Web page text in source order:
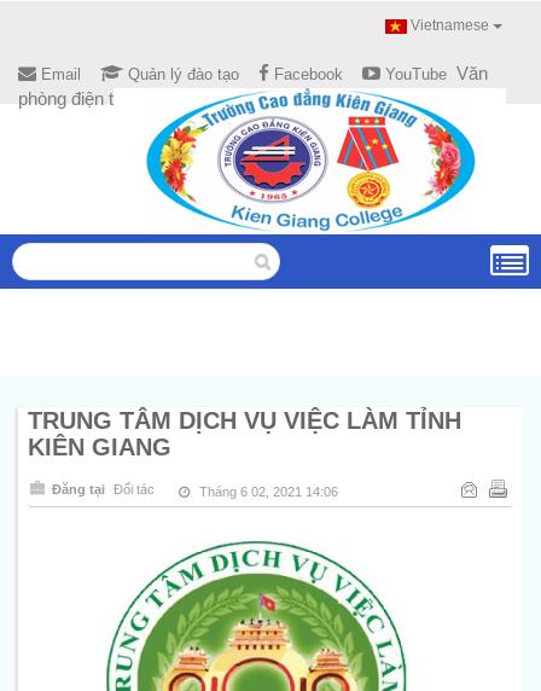
Vietnamese
Email Quản lý đào tạo Facebook YouTube Văn
phòng điện tử
TRUNG TÂM DỊCH VỤ VIỆC LÀM TỈNH
KIÊN GIANG
Đăng tại Đối tác Tháng 6 02, 2021 14:06